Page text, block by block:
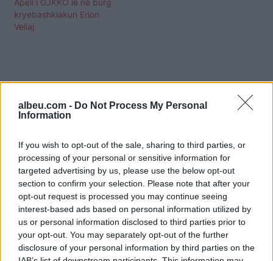
albeu.com - Do Not Process My Personal
Information
If you wish to opt-out of the sale, sharing to third parties, or
processing of your personal or sensitive information for
targeted advertising by us, please use the below opt-out
section to confirm your selection. Please note that after your
opt-out request is processed you may continue seeing
interest-based ads based on personal information utilized by
us or personal information disclosed to third parties prior to
your opt-out. You may separately opt-out of the further
disclosure of your personal information by third parties on the
Apeli i GJKKO lë në burg
kryebashkiakun Erion
Veliaj
Shtuarmë8.04.2025 15:45